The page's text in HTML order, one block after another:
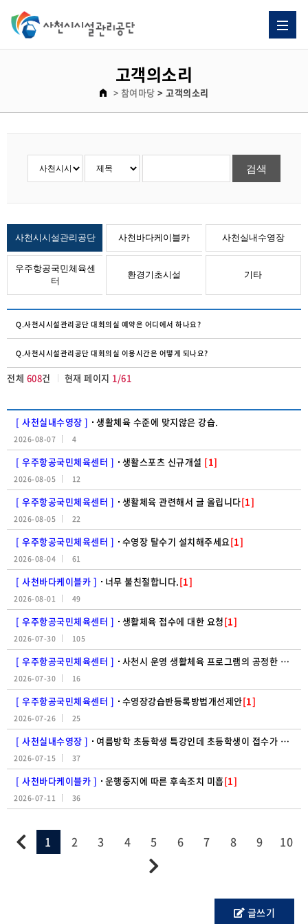
고객의소리
> 참여마당 > 고객의소리
사천시시설관리공단 사천바다케이블카 사천실내수영장
우주항공국민체육센
터
환경기초시설 기타
Q.사천시시설관리공단 대회의실 예약은 어디에서 하나요?
Q.사천시시설관리공단 대회의실 이용시간은 어떻게 되나요?
전체 608건 현재 페이지 1/61
[ 사천실내수영장 ] 생활체육 수준에 맞지않은 강습.
2026-08-07 4
[ 우주항공국민체육센터 ] 생활스포츠 신규개설 [1]
2026-08-05 12
[ 우주항공국민체육센터 ] 생활체육 관련해서 글 올립니다[1]
2026-08-05 22
[ 우주항공국민체육센터 ] 수영장 탈수기 설치해주세요[1]
2026-08-04 61
[ 사천바다케이블카 ] 너무 불친절합니다.[1]
2026-08-01 49
[ 우주항공국민체육센터 ] 생활체육 접수에 대한 요청[1]
2026-07-30 105
[ 우주항공국민체육센터 ] 사천시 운영 생활체육 프로그램의 공정한 참여 기회 보장을 위한 모집 방식 개선 요청
2026-07-30 16
[ 우주항공국민체육센터 ] 수영장강습반등록방법개선제안[1]
2026-07-26 25
[ 사천실내수영장 ] 여름방학 초등학생 특강인데 초등학생이 접수가 안된다?!
2026-07-15 37
[ 사천바다케이블카 ] 운행중지에 따른 후속조치 미흡[1]
2026-07-11 36
1 2 3 4 5 6 7 8 9 10
글쓰기